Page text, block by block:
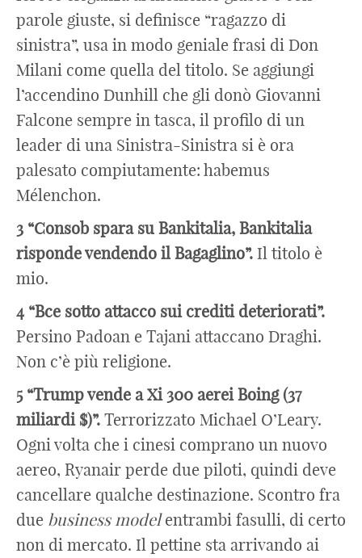
parole giuste, si definisce “ragazzo di
sinistra”, usa in modo geniale frasi di Don
Milani come quella del titolo. Se aggiungi
l’accendino Dunhill che gli donò Giovanni
Falcone sempre in tasca, il profilo di un
leader di una Sinistra-Sinistra si è ora
palesato compiutamente: habemus
Mélenchon.
3 “Consob spara su Bankitalia, Bankitalia
risponde vendendo il Bagaglino”. Il titolo è
mio.
4 “Bce sotto attacco sui crediti deteriorati”.
Persino Padoan e Tajani attaccano Draghi.
Non c’è più religione.
5 “Trump vende a Xi 300 aerei Boing (37
miliardi $)”. Terrorizzato Michael O’Leary.
Ogni volta che i cinesi comprano un nuovo
aereo, Ryanair perde due piloti, quindi deve
cancellare qualche destinazione. Scontro fra
due business modelentrambi fasulli, di certo
non di mercato. Il pettine sta arrivando ai